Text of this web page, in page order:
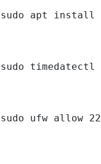
sudo apt install
sudo timedatectl
sudo ufw allow